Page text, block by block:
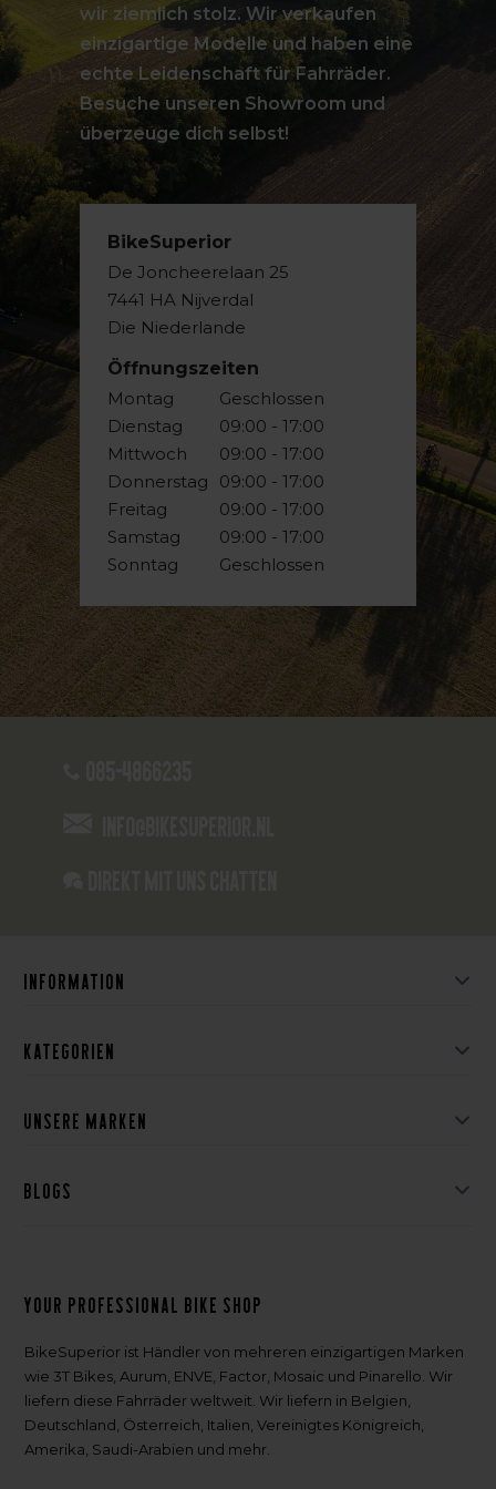
wir ziemlich stolz. Wir verkaufen
einzigartige Modelle und haben eine
echte Leidenschaft für Fahrräder.
Besuche unseren Showroom und
überzeuge dich selbst!
BikeSuperior
De Joncheerelaan 25
7441 HA Nijverdal
Die Niederlande
Öffnungszeiten
Montag
Dienstag
Mittwoch
Donnerstag
Freitag
Samstag
Sonntag
Geschlossen
09:00 - 17:00
09:00 - 17:00
09:00 - 17:00
09:00 - 17:00
09:00 - 17:00
Geschlossen
Information
Kategorien
Unsere Marken
Blogs
Your professional bike shop
BikeSuperior ist Händler von mehreren einzigartigen Marken
wie 3T Bikes, Aurum, ENVE, Factor, Mosaic und Pinarello. Wir
liefern diese Fahrräder weltweit. Wir liefern in Belgien,
Deutschland, Österreich, Italien, Vereinigtes Königreich,
Amerika, Saudi-Arabien und mehr.